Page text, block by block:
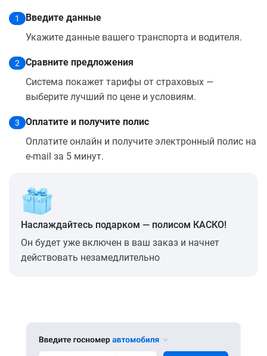
1
Введите данные
Укажите данные вашего транспорта и водителя.
2
Сравните предложения
Система покажет тарифы от страховых —
выберите лучший по цене и условиям.
3
Оплатите и получите полис
Оплатите онлайн и получите электронный полис на
e-mail за 5 минут.
Наслаждайтесь подарком — полисом КАСКО!
Он будет уже включен в ваш заказ и начнет
действовать незамедлительно